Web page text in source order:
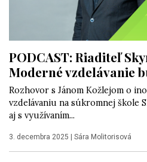
PODCAST: Riaditeľ
Moderné vzdelávanie
Rozhovor s Jánom Kožlejom o
vzdelávaniu na súkromnej škole
aj s využívaním...
3. decembra 2025 | Sára Molitorisová